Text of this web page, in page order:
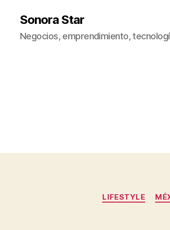
Sonora Star
Negocios, emprendimiento,
LIFESTYLE